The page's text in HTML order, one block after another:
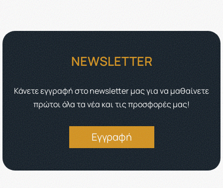
NEWSLETTER
Κάνετε εγγραφή στο newsletter μας για να μαθαίνετε
πρώτοι όλα τα νέα και τις προσφορές μας!
Εγγραφή